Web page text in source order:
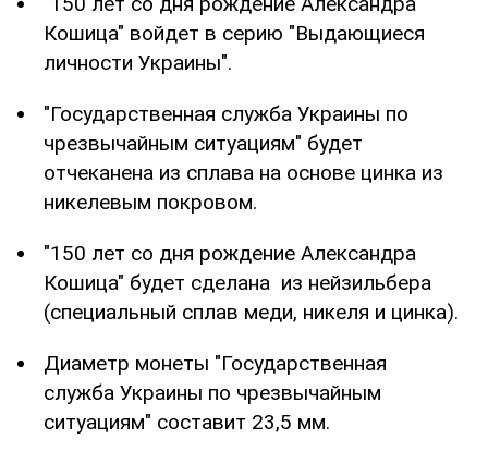
Кошица" войдет в серию "Выдающиеся
личности Украины".
"Государственная служба Украины по
чрезвычайным ситуациям" будет
отчеканена из сплава на основе цинка из
никелевым покровом.
"150 лет со дня рождение Александра
Кошица" будет сделана из нейзильбера
(специальный сплав меди, никеля и цинка).
Диаметр монеты "Государственная
служба Украины по чрезвычайным
ситуациям" составит 23,5 мм.